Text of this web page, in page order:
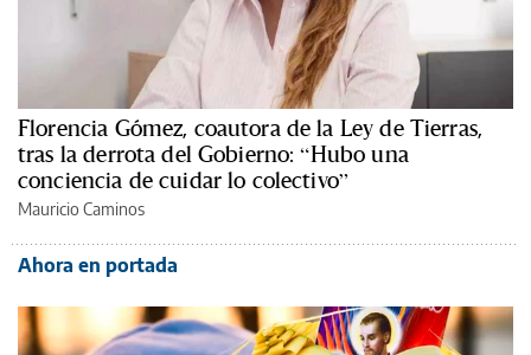
Florencia Gómez, coautora de la Ley de Tierras,
tras la derrota del Gobierno: “Hubo una
conciencia de cuidar lo colectivo”
Mauricio Caminos
Ahora en portada